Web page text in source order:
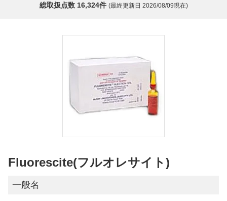
総取扱点数 16,324件 (最終更新日 2026/08/09現在)
Fluorescite(フルオレサイト)
一般名